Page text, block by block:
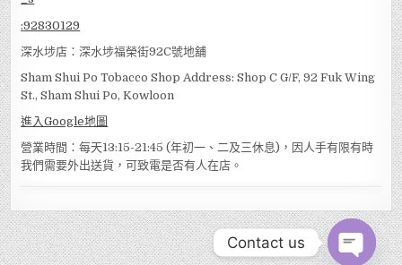
:92830129
深水埗店：深水埗福榮街92C號地舖
Sham Shui Po Tobacco Shop Address: Shop C G/F, 92 Fuk Wing
St., Sham Shui Po, Kowloon
進入Google地圖
營業時間：每天13:15-21:45 (年初一、二及三休息)，因人手有限有時
我們需要外出送貨，可致電是否有人在店。
Contact us